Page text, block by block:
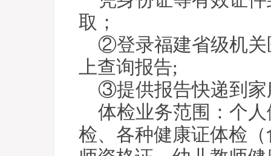
取；
②登录福建省级机关
上查询报告;
③提供报告快递到家
体检业务范围：个
检、各种健康证体检